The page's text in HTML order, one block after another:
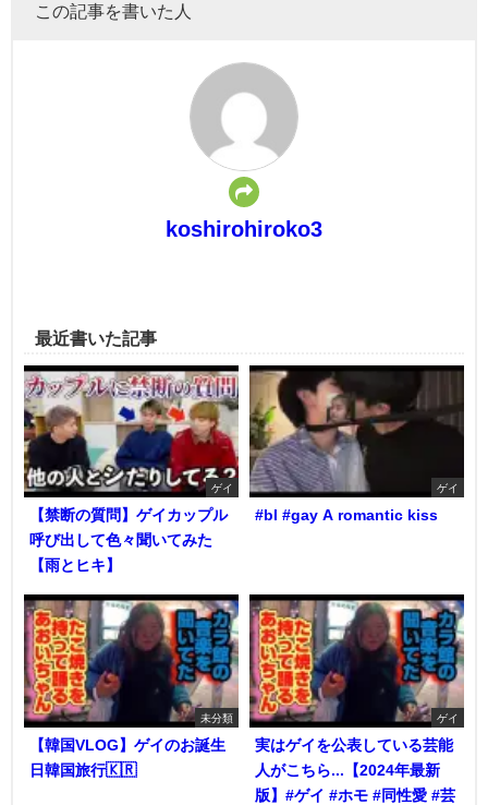
この記事を書いた人
koshirohiroko3
最近書いた記事
ゲイ
【禁断の質問】ゲイカップル
呼び出して色々聞いてみた
【雨とヒキ】
ゲイ
#bl #gay A romantic kiss
未分類
【韓国VLOG】ゲイのお誕生
日韓国旅行🇰🇷
ゲイ
実はゲイを公表している芸能
人がこちら...【2024年最新
版】#ゲイ #ホモ #同性愛 #芸